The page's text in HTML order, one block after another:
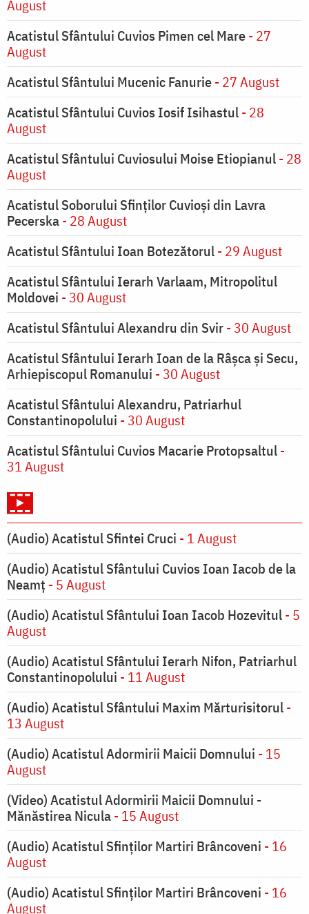
August
Acatistul Sfântului Cuvios Pimen cel Mare- 27
August
Acatistul Sfântului Mucenic Fanurie- 27 August
Acatistul Sfântului Cuvios Iosif Isihastul- 28
August
Acatistul Sfântului Cuviosului Moise Etiopianul- 28
August
Acatistul Soborului Sfinților Cuvioși din Lavra
Pecerska- 28 August
Acatistul Sfântului Ioan Botezătorul- 29 August
Acatistul Sfântului Ierarh Varlaam, Mitropolitul
Moldovei - 30 August
Acatistul Sfântului Alexandru din Svir- 30 August
Acatistul Sfântului Ierarh Ioan de la Râşca şi Secu,
Arhiepiscopul Romanului - 30 August
Acatistul Sfântului Alexandru, Patriarhul
Constantinopolului - 30 August
Acatistul Sfântului Cuvios Macarie Protopsaltul-
31 August
(Audio) Acatistul Sfintei Cruci - 1 August
(Audio) Acatistul Sfântului Cuvios Ioan Iacob de la
Neamț - 5 August
(Audio) Acatistul Sfântului Ioan Iacob Hozevitul- 5
August
(Audio) Acatistul Sfântului Ierarh Nifon, Patriarhul
Constantinopolului - 11 August
(Audio) Acatistul Sfântului Maxim Mărturisitorul-
13 August
(Audio) Acatistul Adormirii Maicii Domnului - 15
August
(Video) Acatistul Adormirii Maicii Domnului -
Mănăstirea Nicula- 15 August
(Audio) Acatistul Sfinților Martiri Brâncoveni - 16
August
(Audio) Acatistul Sfinților Martiri Brâncoveni - 16
August